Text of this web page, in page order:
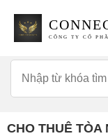
CÔNG TY CỔ
CHO THUÊ TÒA